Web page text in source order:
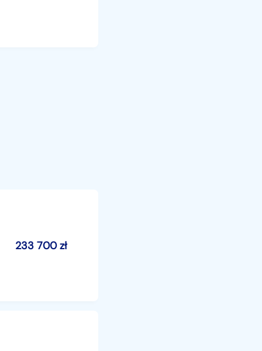
233 700zł